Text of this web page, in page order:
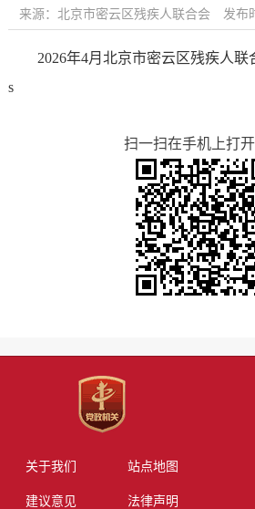
来源：北京市密云区残疾人联合会 发布
2026年4月北京市密云区残疾人
s
扫一扫在手机上打
关于我们 站点地图
建议意见 法律声明